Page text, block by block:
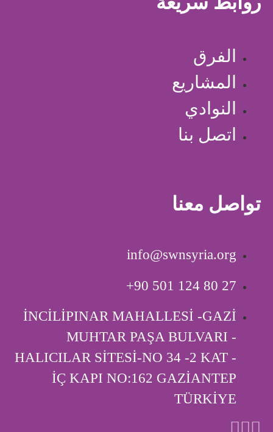
الفرق
المشاريع
النوادي
اتصل بنا
تواصل معنا
info@swnsyria.org
‎+90 501 124 80 27
İNCİLİPINAR MAHALLESİ -GAZİ
MUHTAR PAŞA BULVARI -
HALICILAR SİTESİ-NO 34 -2 KAT -
İÇ KAPI ‎NO:162 GAZİANTEP
TÜRKİYE